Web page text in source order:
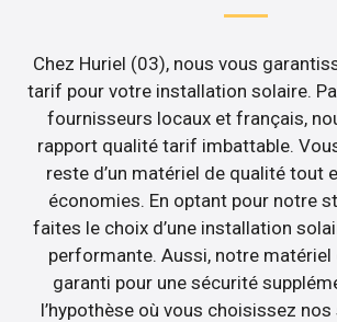
Chez Huriel (03), nous vous
tarif pour votre installation solaire.
fournisseurs locaux et français,
rapport qualité tarif imbattable.
reste d’un matériel de qualité tout
économies. En optant pour notre
faites le choix d’une installation
performante. Aussi, notre matériel
garanti pour une sécurité
l’hypothèse où vous choisissez